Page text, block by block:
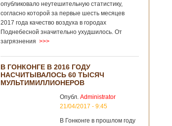
опубликовало неутешительную статистику,
согласно которой за первые шесть месяцев
2017 года качество воздуха в городах
Поднебесной значительно ухудшилось. От
загрязнения >>>
В ГОНКОНГЕ В 2016 ГОДУ
НАСЧИТЫВАЛОСЬ 60 ТЫСЯЧ
МУЛЬТИМИЛЛИОНЕРОВ
Опубл. Administrator
21/04/2017 - 9:45
В Гонконге в прошлом году